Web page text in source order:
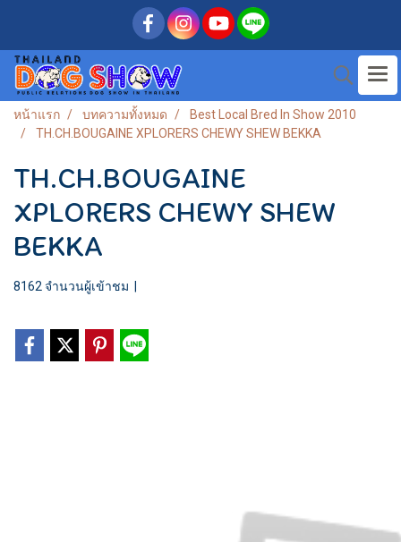
หน้าแรก บทความทั้งหมด
Best Local Bred In Show 2010
TH.CH.BOUGAINE XPLORERS CHEWY SHEW BEKKA
TH.CH.BOUGAINE
XPLORERS CHEWY SHEW
BEKKA
8162 จำนวนผู้เข้าชม